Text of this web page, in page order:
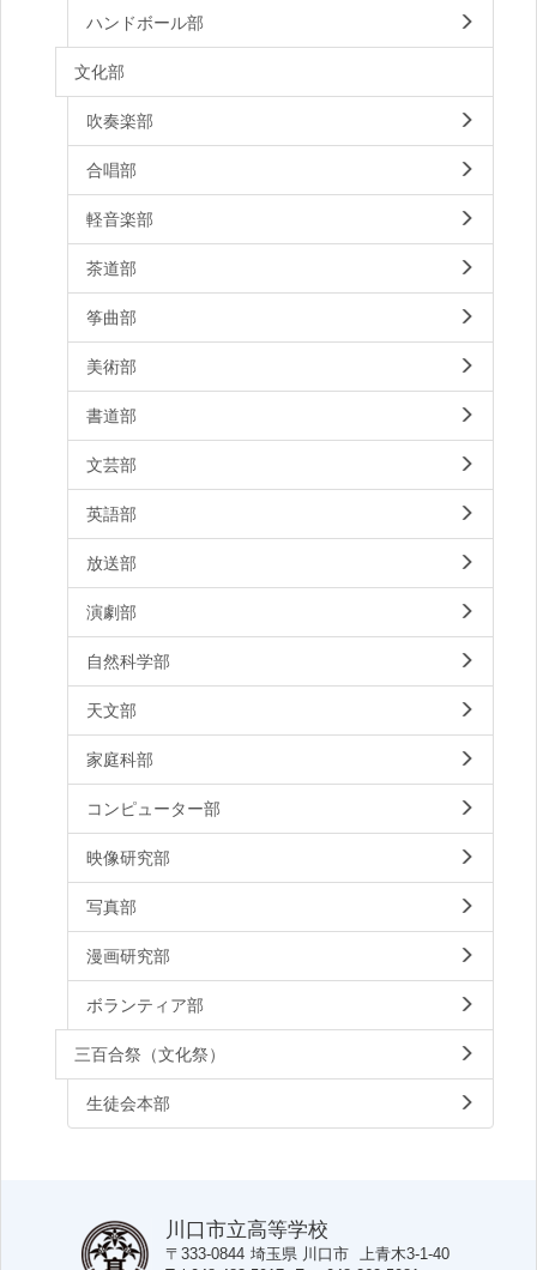
ハンドボール部
文化部
吹奏楽部
合唱部
軽音楽部
茶道部
筝曲部
美術部
書道部
文芸部
英語部
放送部
演劇部
自然科学部
天文部
家庭科部
コンピューター部
映像研究部
写真部
漫画研究部
ボランティア部
三百合祭（文化祭）
生徒会本部
川口市立高等学校
〒333-0844 埼玉県 川口市 上青木3-1-40